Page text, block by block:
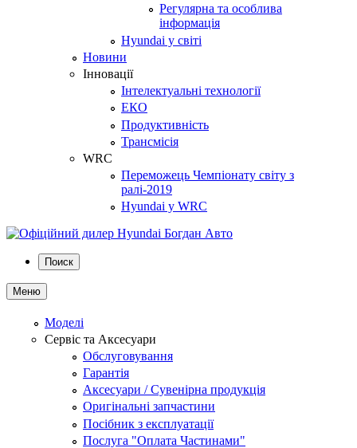
Регулярна та особлива
інформація
Hyundai у світі
Новини
Інновації
Інтелектуальні технології
ЕКО
Продуктивність
Трансмісія
WRC
Переможець Чемпіонату світу з
ралі-2019
Hyundai у WRC
Поиск
Меню
Моделі
Сервіс та Аксесуари
Обслуговування
Гарантія
Аксесуари / Сувенірна продукція
Оригінальні запчастини
Посібник з експлуатації
Послуга "Оплата Частинами"